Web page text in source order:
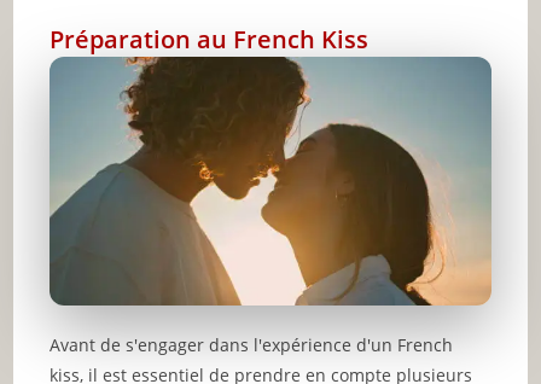
Préparation au French Kiss
Avant de s'engager dans l'expérience d'un French
kiss, il est essentiel de prendre en compte plusieurs